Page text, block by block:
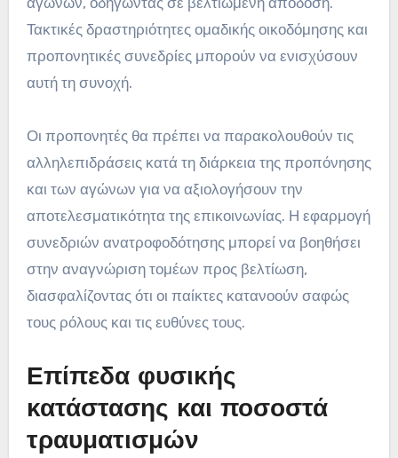
Τακτικές δραστηριότητες ομαδικής οικοδόμησης και
προπονητικές συνεδρίες μπορούν να ενισχύσουν
αυτή τη συνοχή.
Οι προπονητές θα πρέπει να παρακολουθούν τις
αλληλεπιδράσεις κατά τη διάρκεια της προπόνησης
και των αγώνων για να αξιολογήσουν την
αποτελεσματικότητα της επικοινωνίας. Η εφαρμογή
συνεδριών ανατροφοδότησης μπορεί να βοηθήσει
στην αναγνώριση τομέων προς βελτίωση,
διασφαλίζοντας ότι οι παίκτες κατανοούν σαφώς
τους ρόλους και τις ευθύνες τους.
Επίπεδα φυσικής
κατάστασης και ποσοστά
τραυματισμών